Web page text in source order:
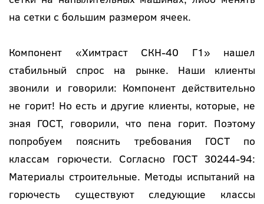
на сетки с большим размером ячеек.
Компонент «Химтраст СКН-40 Г1» нашел
стабильный спрос на рынке. Наши клиенты
звонили и говорили: Компонент действительно
не горит! Но есть и другие клиенты, которые, не
зная ГОСТ, говорили, что пена горит. Поэтому
попробуем пояснить требования ГОСТ по
классам горючести. Согласно ГОСТ 30244-94:
Материалы строительные. Методы испытаний на
горючесть существуют следующие классы